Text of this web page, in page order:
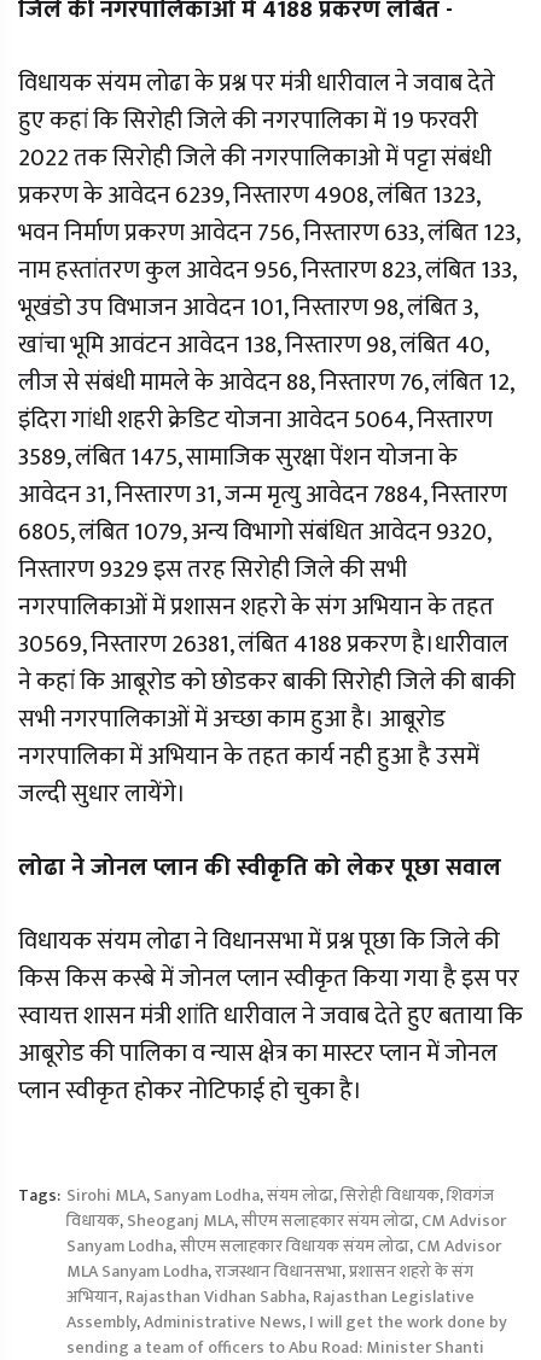
जिले की नगरपालिकाओं में 4188 प्रकरण लंबित -
विधायक संयम लोढा के प्रश्न पर मंत्री धारीवाल ने जवाब देते
हुए कहां कि सिरोही जिले की नगरपालिका में 19 फरवरी
2022 तक सिरोही जिले की नगरपालिकाओ में पट्टा संबंधी
प्रकरण के आवेदन 6239, निस्तारण 4908, लंबित 1323,
भवन निर्माण प्रकरण आवेदन 756, निस्तारण 633, लंबित 123,
नाम हस्तांतरण कुल आवेदन 956, निस्तारण 823, लंबित 133,
भूखंडो उप विभाजन आवेदन 101, निस्तारण 98, लंबित 3,
खांचा भूमि आवंटन आवेदन 138, निस्तारण 98, लंबित 40,
लीज से संबंधी मामले के आवेदन 88, निस्तारण 76, लंबित 12,
इंदिरा गांधी शहरी क्रेडिट योजना आवेदन 5064, निस्तारण
3589, लंबित 1475, सामाजिक सुरक्षा पेंशन योजना के
आवेदन 31, निस्तारण 31, जन्म मृत्यु आवेदन 7884, निस्तारण
6805, लंबित 1079, अन्य विभागो संबंधित आवेदन 9320,
निस्तारण 9329 इस तरह सिरोही जिले की सभी
नगरपालिकाओं में प्रशासन शहरो के संग अभियान के तहत
30569, निस्तारण 26381, लंबित 4188 प्रकरण है।धारीवाल
ने कहां कि आबूरोड को छोडकर बाकी सिरोही जिले की बाकी
सभी नगरपालिकाओं में अच्छा काम हुआ है। आबूरोड
नगरपालिका में अभियान के तहत कार्य नही हुआ है उसमें
जल्दी सुधार लायेंगे।
लोढा ने जोनल प्लान की स्वीकृति को लेकर पूछा सवाल
विधायक संयम लोढा ने विधानसभा में प्रश्न पूछा कि जिले की
किस किस कस्बे में जोनल प्लान स्वीकृत किया गया है इस पर
स्वायत्त शासन मंत्री शांति धारीवाल ने जवाब देते हुए बताया कि
आबूरोड की पालिका व न्यास क्षेत्र का मास्टर प्लान में जोनल
प्लान स्वीकृत होकर नोटिफाई हो चुका है।
Tags: Sirohi MLA,Sanyam Lodha,संयम लोढा,सिरोही विधायक,शिवगंज
विधायक,Sheoganj MLA,सीएम सलाहकार संयम लोढा,CM Advisor
Sanyam Lodha,सीएम सलाहकार विधायक संयम लोढा,CM Advisor
MLA Sanyam Lodha,राजस्थान विधानसभा,प्रशासन शहरो के संग
अभियान,Rajasthan Vidhan Sabha,Rajasthan Legislative
Assembly,Administrative News,I will get the work done by
sending a team of officers to Abu Road: Minister Shanti